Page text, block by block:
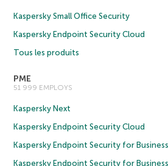
Kaspersky Small Office Security
Kaspersky Endpoint Security Cloud
Tous les produits
PME
51 999 EMPLOYS
Kaspersky Next
Kaspersky Endpoint Security Cloud
Kaspersky Endpoint Security for
Kaspersky Endpoint Security for